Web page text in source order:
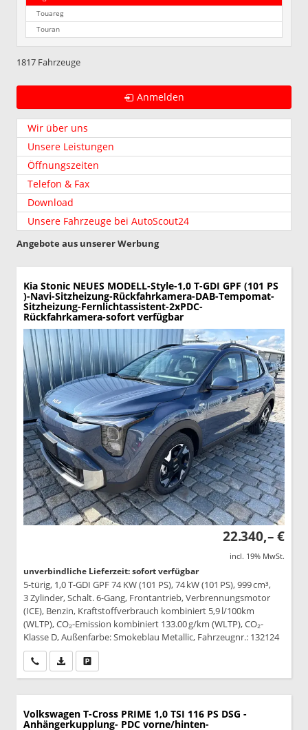
Touareg
Touran
1817 Fahrzeuge
Anmelden
Wir über uns
Unsere Leistungen
Öffnungszeiten
Telefon & Fax
Download
Unsere Fahrzeuge bei AutoScout24
Angebote aus unserer Werbung
Kia Stonic NEUES MODELL-Style-1,0 T-GDI GPF (101 PS
)-Navi-Sitzheizung-Rückfahrkamera-DAB-Tempomat-
Sitzheizung-Fernlichtassistent-2xPDC-
Rückfahrkamera-sofort verfügbar
22.340,– €
incl. 19% MwSt.
unverbindliche Lieferzeit: sofort verfügbar
5-türig, 1,0 T-GDI GPF 74 KW (101 PS), 74 kW (101 PS), 999 cm³,
3 Zylinder, Schalt. 6-Gang, Frontantrieb, Verbrennungsmotor
(ICE), Benzin, Kraftstoffverbrauch kombiniert 5,9 l/100km
(WLTP), CO₂-Emission kombiniert 133.00 g/km (WLTP), CO₂-
Klasse D, Außenfarbe: Smokeblau Metallic, Fahrzeugnr.: 132124
Wir rufen Sie anPDF-Datei, Fahrzeugexposé drucken
Volkswagen T-Cross PRIME 1,0 TSI 116 PS DSG -
Anhängerkupplung- PDC vorne/hinten-